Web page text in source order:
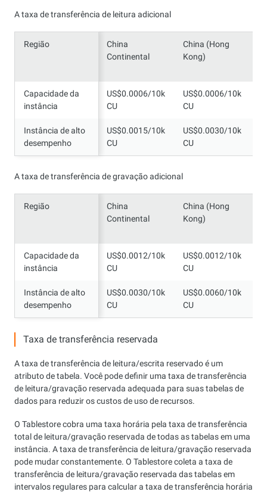
A taxa de transferência de leitura adicional
Região
China
Continental
China (Hong
Kong)
Capacidade da
instância
US$0.0006/10k
CU
US$0.0006/10k
CU
Instância de alto
desempenho
US$0.0015/10k
CU
US$0.0030/10k
CU
Região
Capacidade da
instância
Instância de alto
desempenho
A taxa de transferência de gravação adicional
Região
China
Continental
China (Hong
Kong)
Capacidade da
instância
US$0.0012/10k
CU
US$0.0012/10k
CU
Instância de alto
desempenho
US$0.0030/10k
CU
US$0.0060/10k
CU
Região
Capacidade da
instância
Instância de alto
desempenho
Taxa de transferência reservada
A taxa de transferência de leitura/escrita reservado é um
atributo de tabela. Você pode definir uma taxa de transferência
de leitura/gravação reservada adequada para suas tabelas de
dados para reduzir os custos de uso de recursos.
O Tablestore cobra uma taxa horária pela taxa de transferência
total de leitura/gravação reservada de todas as tabelas em uma
instância. A taxa de transferência de leitura/gravação reservada
pode mudar constantemente. O Tablestore coleta a taxa de
transferência de leitura/gravação reservada das tabelas em
intervalos regulares para calcular a taxa de transferência horária